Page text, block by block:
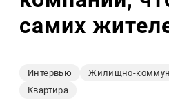
самих
Интервью
Жилищно-
Квартира